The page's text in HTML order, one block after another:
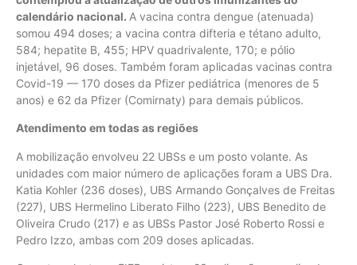
calendário nacional. A vacina contra dengue (atenuada)
somou 494 doses; a vacina contra difteria e tétano adulto,
584; hepatite B, 455; HPV quadrivalente, 170; e pólio
injetável, 96 doses. Também foram aplicadas vacinas contra
Covid-19 — 170 doses da Pfizer pediátrica (menores de 5
anos) e 62 da Pfizer (Comirnaty) para demais públicos.
Atendimento em todas as regiões
A mobilização envolveu 22 UBSs e um posto volante. As
unidades com maior número de aplicações foram a UBS Dra.
Katia Kohler (236 doses), UBS Armando Gonçalves de Freitas
(227), UBS Hermelino Liberato Filho (223), UBS Benedito de
Oliveira Crudo (217) e as UBSs Pastor José Roberto Rossi e
Pedro Izzo, ambas com 209 doses aplicadas.